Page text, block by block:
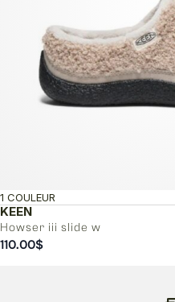
KEEN
Howser iii slide w
1 COULEUR
110.00$